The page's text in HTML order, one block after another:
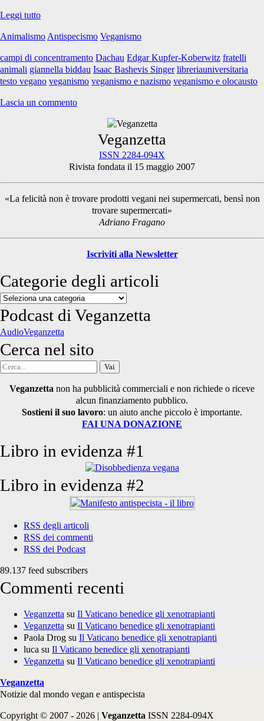
Leggi tuttoEdgar
Koberwitz:
chiedi
perché
non
carne…”
Animalismo Antispecismo Veganismo
campi di concentramento Dachau Edgar Kupfer-Koberwitz fratelli
animali giannella biddau Isaac Bashevis Singer libreriauniversitaria
testo vegano veganismo veganismo e nazismo veganismo e olocausto
Lascia un commento
Sidebar
Veganzetta
ISSN 2284-094X
Rivista fondata il 15 maggio 2007
«La felicità non è trovare prodotti vegani nei supermercati, bensì non
trovare supermercati»
Adriano Fragano
Iscriviti alla Newsletter
Categorie degli articoli
Categorie
degli
articoli
Podcast di Veganzetta
AudioVeganzetta
Cerca nel sito
Cerca
Veganzetta non ha pubblicità commerciali e non richiede o riceve
alcun finanziamento pubblico.
Sostieni il suo lavoro: un aiuto anche piccolo è importante.
FAI UNA DONAZIONE
Libro in evidenza #1
Libro in evidenza #2
RSS degli articoli
RSS dei commenti
RSS dei Podcast
89.137 feed subscribers
Commenti recenti
Veganzetta su Il Vaticano benedice gli xenotrapianti
Veganzetta su Il Vaticano benedice gli xenotrapianti
Paola Drog su Il Vaticano benedice gli xenotrapianti
luca su Il Vaticano benedice gli xenotrapianti
Veganzetta su Il Vaticano benedice gli xenotrapianti
Veganzetta
Notizie dal mondo vegan e antispecista
Copyright © 2007 - 2026 | Veganzetta ISSN 2284-094X